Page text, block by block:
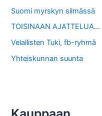
Suomi myrskyn silmässä
TOISINAAN AJATTELUA…
Velallisten Tuki, fb-ryhmä
Yhteiskunnan suunta